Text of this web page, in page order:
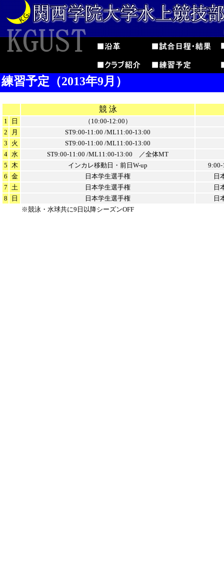
競 泳
1 日
（10:00-12:00）
2
月
ST9:00-11:00 /ML11:00-13:00
3
火
ST9:00-11:00 /ML11:00-13:00
4 水
ST9:00-11:00 /ML11:00-13:00 ／全体MT
5 木 インカレ移動日・前日W-up
6 金 日本学生選手権
日
7 土 日本学生選手権
日
8
日 日本学生選手権
日
※競泳・水球共に9日以降シーズンOFF
練習予定（2013年9月）